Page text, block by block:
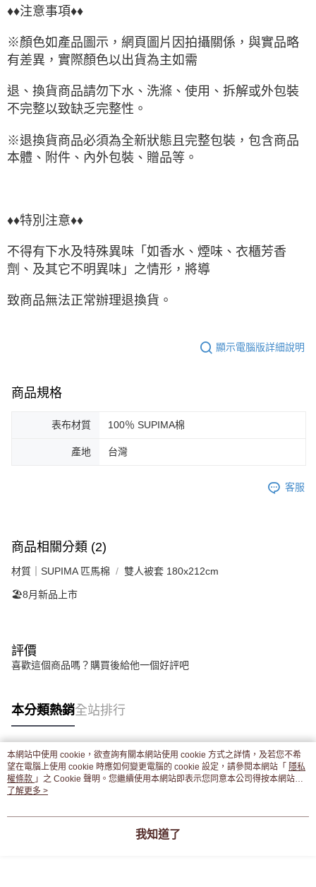
♦♦注意事項♦♦
※顏色如產品圖示，網頁圖片因拍攝關係，與實品略
有差異，實際顏色以出貨為主如需
退、換貨商品請勿下水、洗滌、使用、拆解或外包裝
不完整以致缺乏完整性。
※退換貨商品必須為全新狀態且完整包裝，包含商品
本體、附件、內外包裝、贈品等。
♦♦特別注意♦♦
不得有下水及特殊異味「如香水、煙味、衣櫃芳香
劑、及其它不明異味」之情形，將導
致商品無法正常辦理退換貨。
顯示電腦版詳細說明
商品規格
表布材質 100％ SUPIMA棉
產地 台灣
客服
商品相關分類 (2)
材質｜SUPIMA 匹馬棉 雙人被套 180x212cm
🏖️8月新品上市
評價
喜歡這個商品嗎？購買後給他一個好評吧
本分類熱銷全站排行
熱門標籤
本網站中使用 cookie，欲查詢有關本網站使用 cookie 方式之詳情，及若您不希
望在電腦上使用 cookie 時應如何變更電腦的 cookie 設定，請參閱本網站「 隱私
權條款 」之 Cookie 聲明。您繼續使用本網站即表示您同意本公司得按本網站使
用條款之 Cookie 聲明使用 cookie。
了解更多 >
我知道了